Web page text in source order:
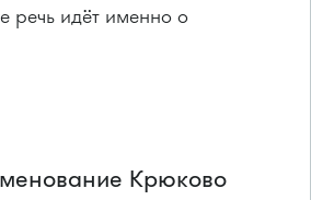
речь идёт именно о
Крюково